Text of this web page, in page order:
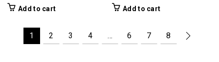
Add to cart Add to cart
1 2 3 4 … 6 7 8